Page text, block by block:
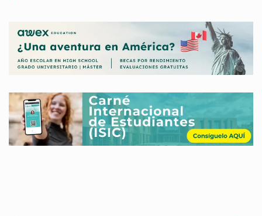
de exclusión.
Para ello, la Fundación Fad trabaja y desarrolla numerosos
proyectos entre los que se encuentran algunas becas y
ayudas destinadas a la formación y preparación de los